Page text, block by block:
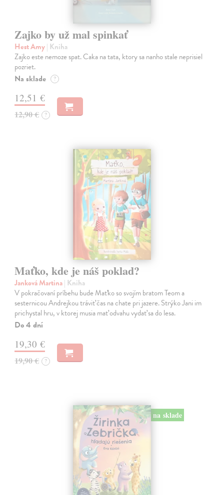
Zajko by už mal spinkať
Hest Amy| Kniha
Zajko este nemoze spat. Caka na tata, ktory sa nanho stale neprisiel
pozriet.
Na sklade ?
12,51 €
12,90 € ?
Maťko, kde je náš poklad?
Janková Martina| Kniha
V pokračovaní príbehu bude Maťko so svojím bratom Teom a
sesternicou Andrejkou tráviť čas na chate pri jazere. Strýko Jani im
prichystal hru, v ktorej musia mať odvahu vydať sa do lesa.
Do 4 dní
19,30 €
19,90 € ?
na sklade